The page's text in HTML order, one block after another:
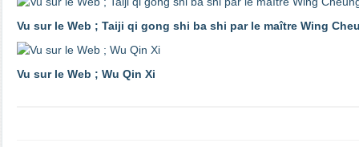
Vu sur le Web ; Taiji qi gong shi ba shi par le maître Wing
Vu sur le Web ; Wu Qin Xi